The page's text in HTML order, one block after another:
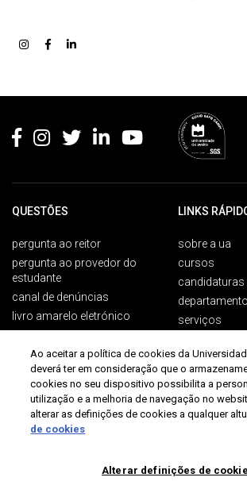
QUESTÕES
pergunta ao reitor
pergunta ao provedor do
estudante
canal de denúncias
livro amarelo eletrónico
LINKS
sobre a ua
cursos
candidaturas
serviços
biblioteca
PÚBLICOS CONTACTOS
3810-193
Ao aceitar a política de cookies da
deverá ter em consideração que o
cookies no seu dispositivo possibilita a
utilização e a melhoria de navegação no
alterar as definições de cookies a qualquer
de cookies
Alterar definições de